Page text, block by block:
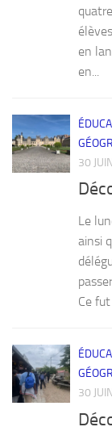
en
en...
30
Le
ainsi
Ce
30